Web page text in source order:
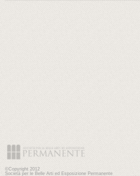
©Copyright 2012
Società per le Belle Arti ed Esposizione Permanente